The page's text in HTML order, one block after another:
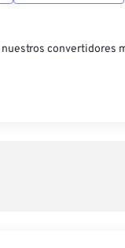
convertidores